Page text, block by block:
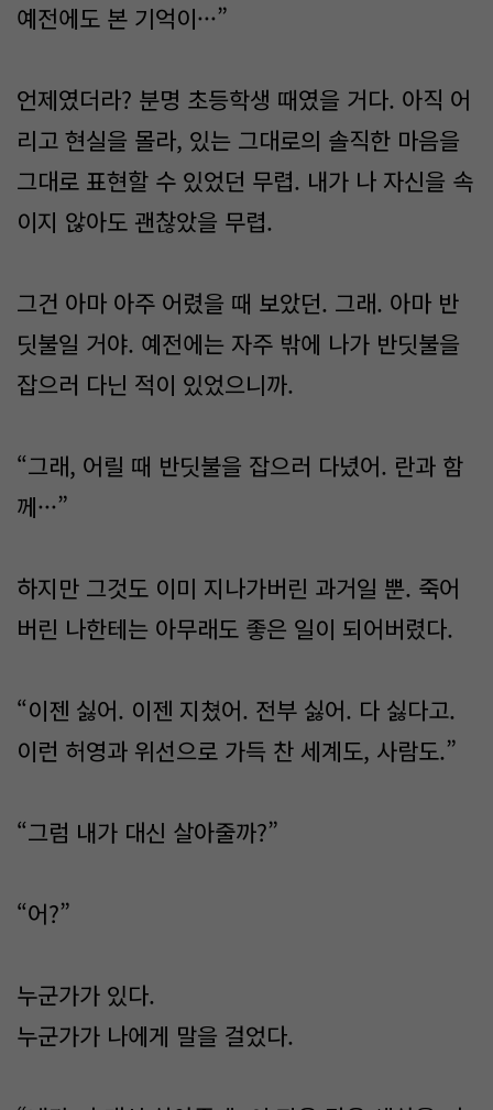
예전에도 본 기억이···”
언제였더라? 분명 초등학생 때였을 거다. 아직 어
리고 현실을 몰라, 있는 그대로의 솔직한 마음을
그대로 표현할 수 있었던 무렵. 내가 나 자신을 속
이지 않아도 괜찮았을 무렵.
그건 아마 아주 어렸을 때 보았던. 그래. 아마 반
딧불일 거야. 예전에는 자주 밖에 나가 반딧불을
잡으러 다닌 적이 있었으니까.
“그래, 어릴 때 반딧불을 잡으러 다녔어. 란과 함
께···”
하지만 그것도 이미 지나가버린 과거일 뿐. 죽어
버린 나한테는 아무래도 좋은 일이 되어버렸다.
“이젠 싫어. 이젠 지쳤어. 전부 싫어. 다 싫다고.
이런 허영과 위선으로 가득 찬 세계도, 사람도.”
“그럼 내가 대신 살아줄까?”
“어?”
누군가가 있다.
누군가가 나에게 말을 걸었다.